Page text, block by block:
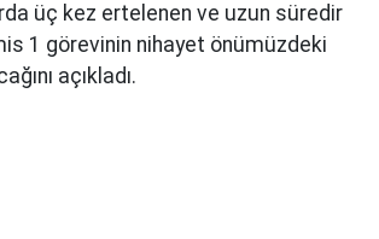
üç kez ertelenen ve uzun süredir
1 görevinin nihayet önümüzdeki
açıkladı.